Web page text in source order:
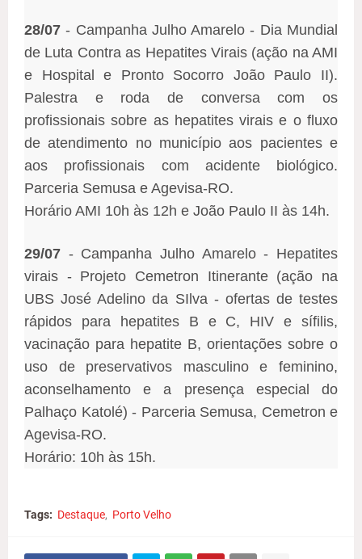
28/07 - Campanha Julho Amarelo - Dia Mundial
de Luta Contra as Hepatites Virais (ação na AMI
e Hospital e Pronto Socorro João Paulo II).
Palestra e roda de conversa com os
profissionais sobre as hepatites virais e o fluxo
de atendimento no município aos pacientes e
aos profissionais com acidente biológico.
Parceria Semusa e Agevisa-RO.
Horário AMI 10h às 12h e João Paulo II às 14h.
29/07 - Campanha Julho Amarelo - Hepatites
virais - Projeto Cemetron Itinerante (ação na
UBS José Adelino da SIlva - ofertas de testes
rápidos para hepatites B e C, HIV e sífilis,
vacinação para hepatite B, orientações sobre o
uso de preservativos masculino e feminino,
aconselhamento e a presença especial do
Palhaço Katolé) - Parceria Semusa, Cemetron e
Agevisa-RO.
Horário: 10h às 15h.
Tags: Destaque Porto Velho